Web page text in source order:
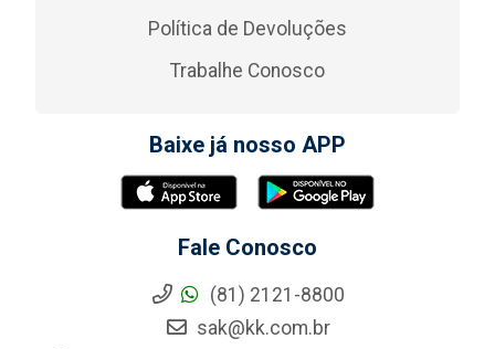
Política de Devoluções
Trabalhe Conosco
Baixe já nosso APP
Fale Conosco
(81) 2121-8800
sak@kk.com.br